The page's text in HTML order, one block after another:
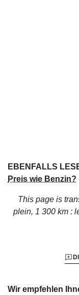
EBENFALLS
Preis wie Benzin?
This page is
plein, 1 300 km :
Wir empfehlen